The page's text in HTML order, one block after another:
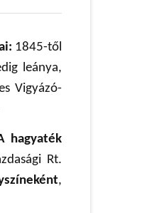
1845-től
leánya,
Vigyázó-
hagyaték
Rt.
,